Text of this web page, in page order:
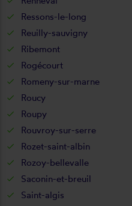
Ressons-le-long
Reuilly-sauvigny
Ribemont
Rogécourt
Romeny-sur-marne
Roucy
Roupy
Rouvroy-sur-serre
Rozet-saint-albin
Rozoy-bellevalle
Saconin-et-breuil
Saint-algis